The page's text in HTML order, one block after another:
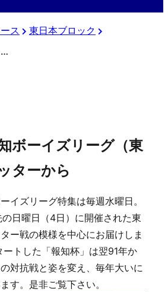
ス
東日本ブロック
スポーツ報知ボーイズリーグ（東日本）ツイッターから
ボーイズリーグ（東
ターから
イズリーグ特集は毎週水曜日。
日曜日（4日）に開催された東
ー戦の模様を中心にお届けしま
トした「報知杯」は翌91年か
対抗戦と姿を変え、毎年大いに
す。是非ご覧下さい。